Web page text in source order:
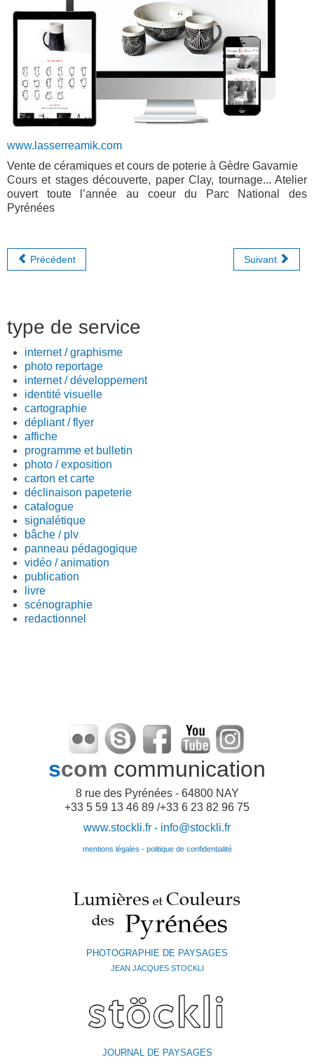
www.lasserreamik.com
Vente de céramiques et cours de poterie à Gèdre Gavarnie
Cours et stages découverte, paper Clay, tournage... Atelier
ouvert toute l’année au coeur du Parc National des
Pyrénées
Précédent Suivant
type de service
internet / graphisme
photo reportage
internet / développement
identité visuelle
cartographie
dépliant / flyer
affiche
programme et bulletin
photo / exposition
carton et carte
déclinaison papeterie
catalogue
signalétique
bâche / plv
panneau pédagogique
vidéo / animation
publication
livre
scénographie
redactionnel
scom communication
8 rue des Pyrénées - 64800 NAY
+33 5 59 13 46 89 /+33 6 23 82 96 75
www.stockli.fr - info@stockli.fr
mentions légales - politique de confidentialité
PHOTOGRAPHIE DE PAYSAGES
JEAN JACQUES STOCKLI
JOURNAL DE PAYSAGES